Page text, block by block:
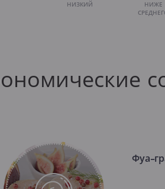
НИЗКИЙ
НИЖЕ
Фуа-